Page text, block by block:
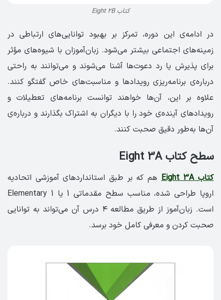
کتاب Eight 2B
در ادامه‌ی این دوره، تمرکز بر بهبود توانایی‌های ارتباطی در
زمینه‌های اجتماعی بیشتر می‌شود. زبان‌آموزان با شیوه‌های مؤثر
برای پذیرش یا رد دعوت‌ها آشنا می‌شوند و می‌توانند به راحتی
درباره‌ی برنامه‌ریزی رویدادها و مناسبت‌های خاص گفتگو کنند.
علاوه بر این، آن‌ها خواهند توانست برنامه‌های تعطیلات و
رویدادهای آینده‌ی خود را با دیگران به اشتراک بگذارند و درباره‌ی
آن‌ها به‌طور دقیق صحبت کنند.
سطح کتاب Eight 3A
کتاب Eight 3A
هم که بر طبق استانداردهای آموزشی اتحادیه
اروپا طراحی شده، مناسب سطح مقدماتی 1 یا Elementary 1
است. زبان‌آموز از طریق مطالعه ۴ درس آن می‌تواند به توانایی
صحبت کردن و معرفی کامل خود برسد.